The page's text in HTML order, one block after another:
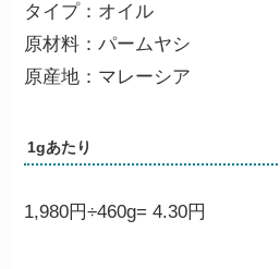
タイプ：オイル
原材料：パームヤシ
原産地：マレーシア
1gあたり
1,980円÷460g=4.30円